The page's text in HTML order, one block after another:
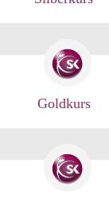
Goldkurs